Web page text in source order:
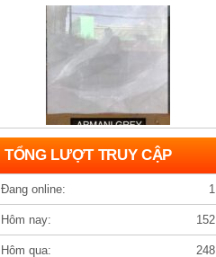
Gạch india D1200×1200 ARMANY GREY
TỔNG LƯỢT TRUY CẬP
Đang online: 1
Hôm nay: 152
Hôm qua: 248